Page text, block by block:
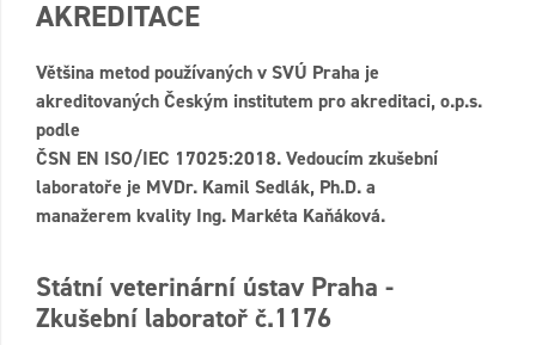
AKREDITACE
Většina metod používaných v SVÚ Praha je
akreditovaných Českým institutem pro akreditaci, o.p.s.
podle
ČSN EN ISO/IEC 17025:2018. Vedoucím zkušební
laboratoře je MVDr. Kamil Sedlák, Ph.D. a
manažerem kvality Ing. Markéta Kaňáková.
Státní veterinární ústav Praha -
Zkušební laboratoř č.1176